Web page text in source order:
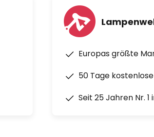
Europas größte
50 Tage
Seit 25 Jahren Nr.